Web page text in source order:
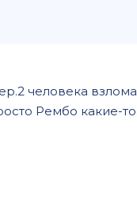
человека
Рембо какие-